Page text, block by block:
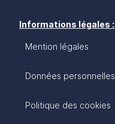
Informations légales :
Mention légales
Données personnelles
Politique des cookies